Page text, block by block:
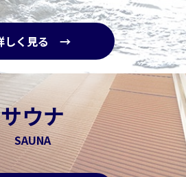
しく見る →
サウナ
SAUNA